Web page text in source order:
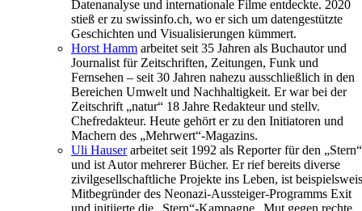
Datenanalyse und internationale Filme entdeckte. 2020
stieß er zu swissinfo.ch, wo er sich um datengestützte
Geschichten und Visualisierungen kümmert.
Horst Hamm arbeitet seit 35 Jahren als Buchautor und
Journalist für Zeitschriften, Zeitungen, Funk und
Fernsehen – seit 30 Jahren nahezu ausschließlich in den
Bereichen Umwelt und Nachhaltigkeit. Er war bei der
Zeitschrift „natur“ 18 Jahre Redakteur und stellv.
Chefredakteur. Heute gehört er zu den Initiatoren und
Machern des „Mehrwert“-Magazins.
Uli Hauserarbeitet seit 1992 als Reporter für den „Stern“
und ist Autor mehrerer Bücher. Er rief bereits diverse
zivilgesellschaftliche Projekte ins Leben, ist
Mitbegründer des Neonazi-Aussteiger-Programms Exit
und initiierte die „Stern“-Kampagne „Mut gegen rechte